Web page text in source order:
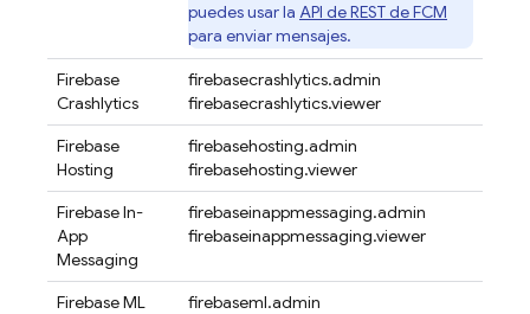
puedes usar la API de REST de FCM
para enviar mensajes.
Firebase
Crashlytics
firebasecrashlytics.admin
firebasecrashlytics.viewer
Firebase
Hosting
firebasehosting.admin
firebasehosting.viewer
Firebase In-
App
Messaging
firebaseinappmessaging.admin
firebaseinappmessaging.viewer
Firebase ML
firebaseml.admin